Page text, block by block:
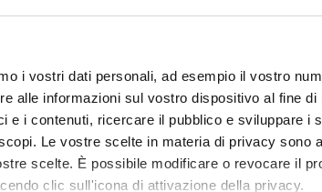
i vostri dati personali, ad esempio il vostro
alle informazioni sul vostro dispositivo al fine di
e i contenuti, ricercare il pubblico e sviluppare i
Le vostre scelte in materia di privacy sono
scelte. È possibile modificare o revocare il
clic sull'icona di attivazione della privacy.